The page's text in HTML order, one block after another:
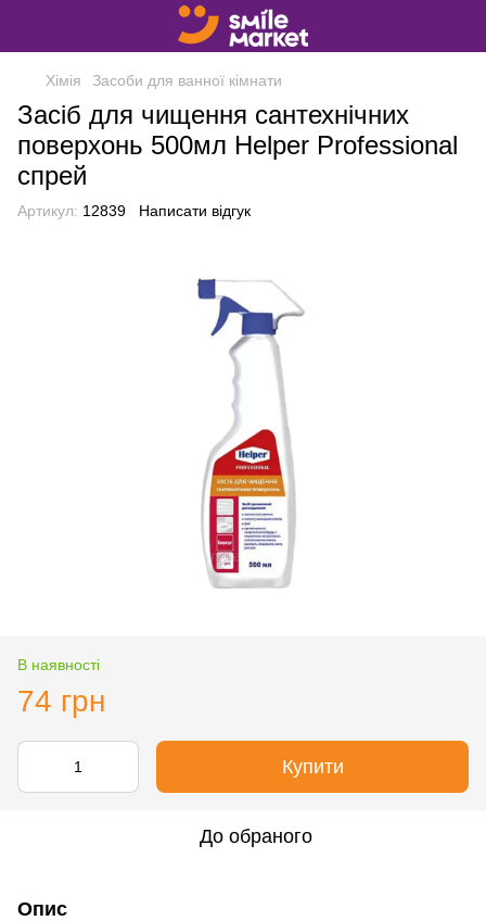
Хімія Засоби для ванної кімнати
Засіб для чищення сантехнічних
поверхонь 500мл Helper Professional
спрей
Артикул: 12839 Написати відгук
В наявності
74 грн
Купити
До обраного
Опис